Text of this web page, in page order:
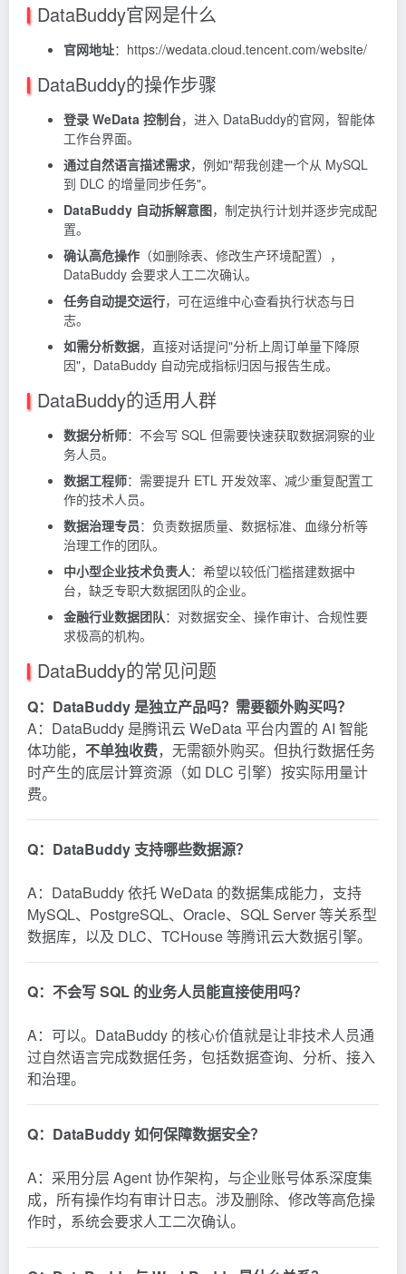
DataBuddy官网是什么
官网地址：https://wedata.cloud.tencent.com/website/
DataBuddy的操作步骤
登录 WeData 控制台，进入 DataBuddy的官网，智能体
工作台界面。
通过自然语言描述需求，例如"帮我创建一个从 MySQL
到 DLC 的增量同步任务"。
DataBuddy 自动拆解意图，制定执行计划并逐步完成配
置。
确认高危操作 （如删除表、修改生产环境配置），
DataBuddy 会要求人工二次确认。
任务自动提交运行，可在运维中心查看执行状态与日
志。
如需分析数据，直接对话提问"分析上周订单量下降原
因"，DataBuddy 自动完成指标归因与报告生成。
DataBuddy的适用人群
数据分析师：不会写 SQL 但需要快速获取数据洞察的业
务人员。
数据工程师：需要提升 ETL 开发效率、减少重复配置工
作的技术人员。
数据治理专员：负责数据质量、数据标准、血缘分析等
治理工作的团队。
中小型企业技术负责人：希望以较低门槛搭建数据中
台，缺乏专职大数据团队的企业。
金融行业数据团队：对数据安全、操作审计、合规性要
求极高的机构。
DataBuddy的常见问题
Q：DataBuddy 是独立产品吗？需要额外购买吗？
A：DataBuddy 是腾讯云 WeData 平台内置的 AI 智能
体功能， 不单独收费，无需额外购买。但执行数据任务
时产生的底层计算资源（如 DLC 引擎）按实际用量计
费。
Q：DataBuddy 支持哪些数据源？
A：DataBuddy 依托 WeData 的数据集成能力，支持
MySQL、PostgreSQL、Oracle、SQL Server 等关系型
数据库，以及 DLC、TCHouse 等腾讯云大数据引擎。
Q：不会写 SQL 的业务人员能直接使用吗？
A：可以。DataBuddy 的核心价值就是让非技术人员通
过自然语言完成数据任务，包括数据查询、分析、接入
和治理。
Q：DataBuddy 如何保障数据安全？
A：采用分层 Agent 协作架构，与企业账号体系深度集
成，所有操作均有审计日志。涉及删除、修改等高危操
作时，系统会要求人工二次确认。